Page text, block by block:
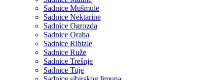
Sadnice Mušmule
Sadnice Nektarine
Sadnice Ogrozda
Sadnice Oraha
Sadnice Ribizle
Sadnice Ruže
Sadnice Trešnje
Sadnice Tuje